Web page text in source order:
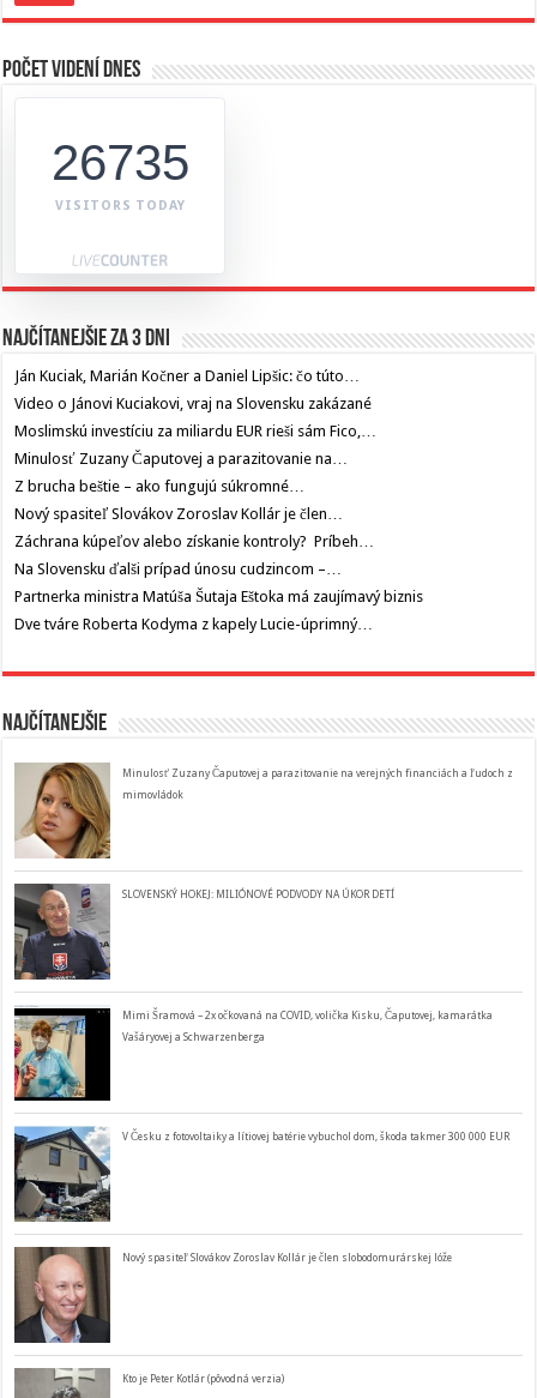
Počet videní dnes
26735
VISITORS TODAY
Najčítanejšie za 3 dni
Ján Kuciak, Marián Kočner a Daniel Lipšic: čo túto…
Video o Jánovi Kuciakovi, vraj na Slovensku zakázané
Moslimskú investíciu za miliardu EUR rieši sám Fico,…
Minulosť Zuzany Čaputovej a parazitovanie na…
Z brucha beštie – ako fungujú súkromné…
Nový spasiteľ Slovákov Zoroslav Kollár je člen…
Záchrana kúpeľov alebo získanie kontroly? Príbeh…
Na Slovensku ďalši prípad únosu cudzincom –…
Partnerka ministra Matúša Šutaja Eštoka má zaujímavý biznis
Dve tváre Roberta Kodyma z kapely Lucie-úprimný…
Najčítanejšie
Minulosť Zuzany Čaputovej a parazitovanie na verejných financiách a ľudoch z
mimovládok
SLOVENSKÝ HOKEJ: MILIÓNOVÉ PODVODY NA ÚKOR DETÍ
Mimi Šramová – 2x očkovaná na COVID, volička Kisku, Čaputovej, kamarátka
Vašáryovej a Schwarzenberga
V Česku z fotovoltaiky a lítiovej batérie vybuchol dom, škoda takmer 300 000 EUR
Nový spasiteľ Slovákov Zoroslav Kollár je člen slobodomurárskej lóže
Kto je Peter Kotlár (pôvodná verzia)